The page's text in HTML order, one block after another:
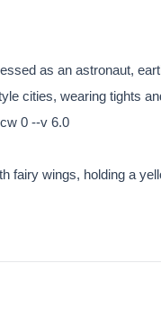
as an astronaut,
cities, wearing tights
0 --v 6.0
fairy wings, holding a